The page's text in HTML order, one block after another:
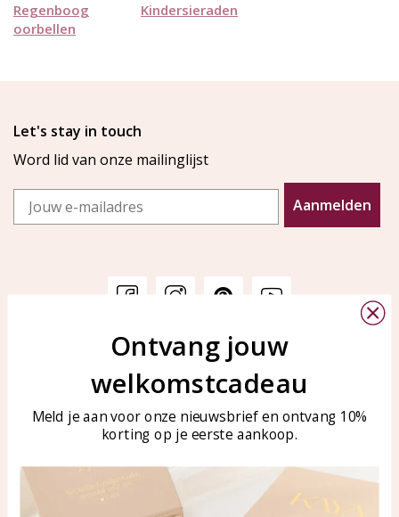
Regenboog
oorbellen
Kindersieraden
Let's stay in touch
Word lid van onze mailinglijst
Email
Aanmelden
Veelgestelde vragen
Sieraden onderhouden
KAYA Sieraden
Bellen of WhatsApp Ma-Vr
tussen 09:00-17:00
Tel: 0850003187
WhatsApp: 0850003187
klantenservice@kayasierade
Ontvang jouw
welkomstcadeau
Meld je aan voor onze nieuwsbrief en ontvang 10%
korting op je eerste aankoop.